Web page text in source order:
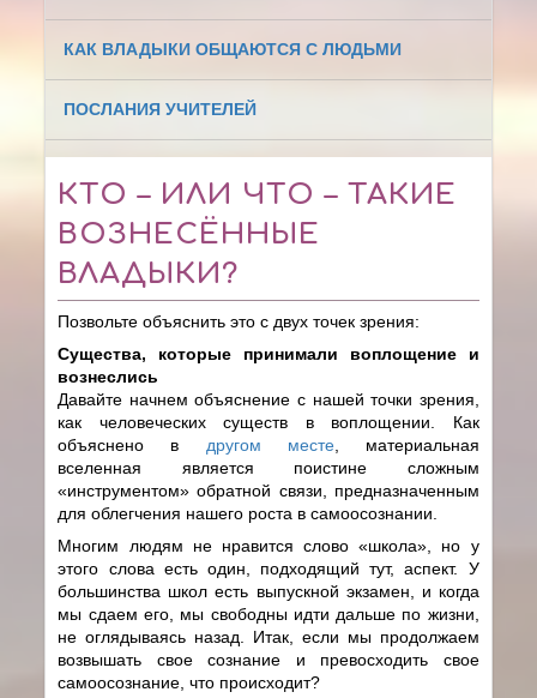
КАК ВЛАДЫКИ ОБЩАЮТСЯ С ЛЮДЬМИ
ПОСЛАНИЯ УЧИТЕЛЕЙ
КТО – ИЛИ ЧТО – ТАКИЕ
ВОЗНЕСЁННЫЕ
ВЛАДЫКИ?
Позвольте объяснить это с двух точек зрения:
Существа, которые принимали воплощение и
вознеслись
Давайте начнем объяснение с нашей точки зрения,
как человеческих существ в воплощении. Как
объяснено в другом месте, материальная
вселенная является поистине сложным
«инструментом» обратной связи, предназначенным
для облегчения нашего роста в самоосознании.
Многим людям не нравится слово «школа», но у
этого слова есть один, подходящий тут, аспект. У
большинства школ есть выпускной экзамен, и когда
мы сдаем его, мы свободны идти дальше по жизни,
не оглядываясь назад. Итак, если мы продолжаем
возвышать свое сознание и превосходить свое
самоосознание, что происходит?